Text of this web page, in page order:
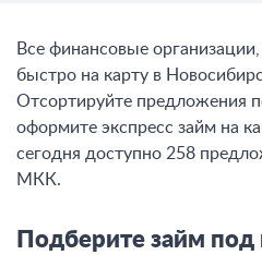
Все финансовые
быстро на карту в
Отсортируйте предложения
оформите экспресс займ на
сегодня доступно 258
МКК.
Подберите займ под